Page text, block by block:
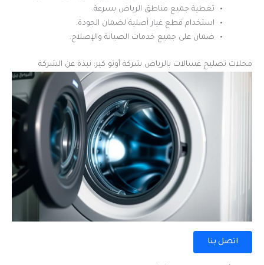
تغطية جميع مناطق الرياض بسرعة.
استخدام قطع غيار أصلية لضمان الجودة.
ضمان على جميع خدمات الصيانة والإصلاح.
محلات تصليح غسالات بالرياض شركة أوتو كير: نبذة عن الشركة
اتصل بنا